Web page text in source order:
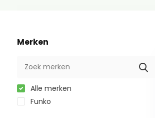
Merken
Alle merken
Funko